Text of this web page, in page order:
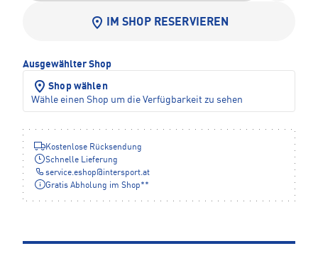
IM SHOP RESERVIEREN
Ausgewählter Shop
Shop wählen
Wähle einen Shop um die Verfügbarkeit zu sehen
Kostenlose Rücksendung
Schnelle Lieferung
service.eshop@intersport.at
Gratis Abholung im Shop**